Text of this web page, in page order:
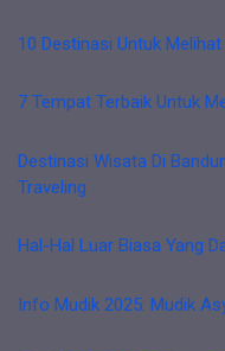
10 Destinasi Untuk
7 Tempat Terbaik Untuk
Destinasi Wisata Di
Traveling
Hal-Hal Luar Biasa Yang
Info Mudik 2025: Mudik